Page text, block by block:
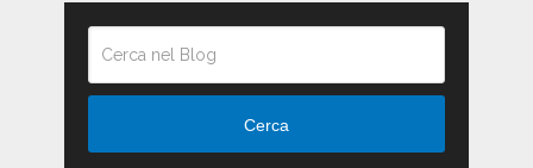
Cerca